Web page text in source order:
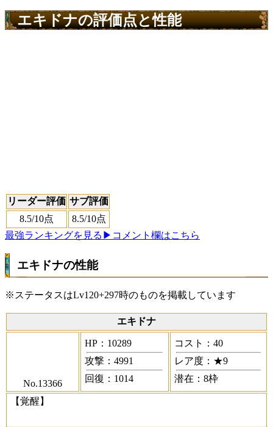
エキドナの評価点と性能
リーダー評価 サブ評価
8.5/10点 8.5/10点
最強ランキングを見る ▶コメント欄はこちら
エキドナの性能
※ステータスはLv120+297時のものを掲載しています
エキドナ
No.13366
HP：10289
攻撃：4991
回復：1014
コスト：40
レア度：★9
潜在：8枠
【覚醒】